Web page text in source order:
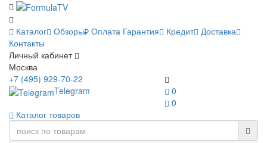
Каталог Обзоры Оплата Гарантия Кредит Доставка
Контакты
Личный кабинет
Москва
0
0
+7 (495) 929-70-22
Telegram
Каталог товаров